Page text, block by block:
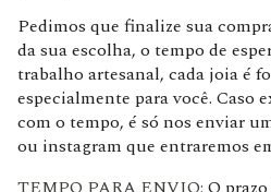
Pedimos que finalize sua
da sua escolha, o tempo de
trabalho artesanal, cada joia é
especialmente para você. Caso
com o tempo, é só nos enviar
ou instagram que entraremos